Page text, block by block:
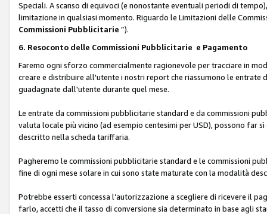
Speciali. A scanso di equivoci (e nonostante eventuali periodi di
limitazione in qualsiasi momento. Riguardo le Limitazioni delle
Commissioni Pubblicitarie ”).
6. Resoconto delle Commissioni Pubblicitarie e Pagamento
Faremo ogni sforzo commercialmente ragionevole per tracciare in
creare e distribuire all'utente i nostri report che riassumono le
guadagnate dall'utente durante quel mese.
Le entrate da commissioni pubblicitarie standard e da commissioni
valuta locale più vicino (ad esempio centesimi per USD), possono far
descritto nella scheda tariffaria.
Pagheremo le commissioni pubblicitarie standard e le commissioni
fine di ogni mese solare in cui sono state maturate con la modalità
Potrebbe esserti concessa l’autorizzazione a scegliere di ricevere il
farlo, accetti che il tasso di conversione sia determinato in base agli